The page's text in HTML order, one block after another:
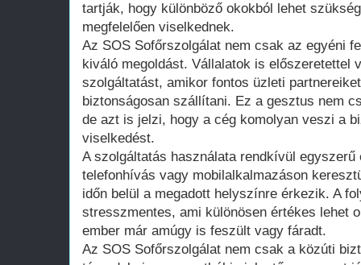
tartják, hogy különböző okokból lehet
megfelelően viselkednek.
Az SOS Sofőrszolgálat nem csak az egyéni
kiváló megoldást. Vállalatok is előszeretettel
szolgáltatást, amikor fontos üzleti
biztonságosan szállítani. Ez a gesztus nem
de azt is jelzi, hogy a cég komolyan veszi a
viselkedést.
A szolgáltatás használata rendkívül
telefonhívás vagy mobilalkalmazáson
időn belül a megadott helyszínre érkezik. A
stresszmentes, ami különösen értékes lehet
ember már amúgy is feszült vagy fáradt.
Az SOS Sofőrszolgálat nem csak a közúti